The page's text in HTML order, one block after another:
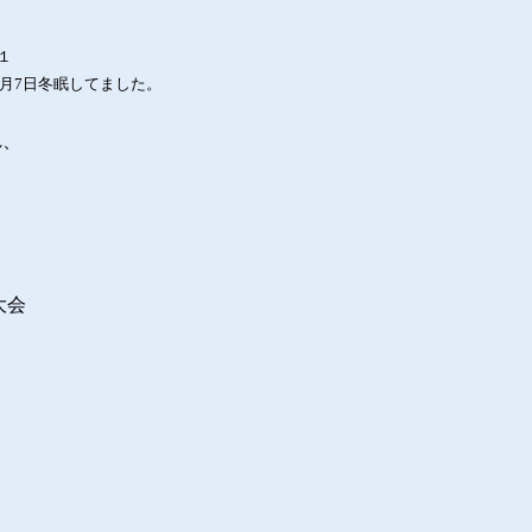
7日冬眠してました。
会